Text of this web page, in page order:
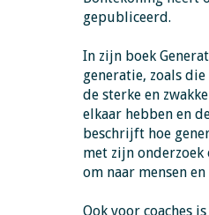
gepubliceerd.
In zijn boek
generatie, zoals
de sterke en
elkaar hebben en
beschrijft hoe
met zijn
om naar mensen
Ook voor coaches